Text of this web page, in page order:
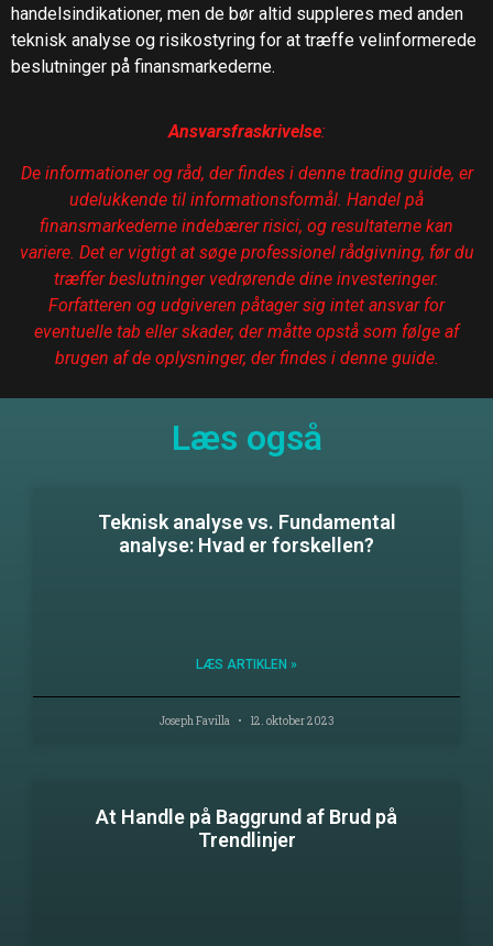
handelsindikationer, men de bør altid suppleres med anden
teknisk analyse og risikostyring for at træffe velinformerede
beslutninger på finansmarkederne.
Ansvarsfraskrivelse:
De informationer og råd, der findes i denne trading guide, er
udelukkende til informationsformål. Handel på
finansmarkederne indebærer risici, og resultaterne kan
variere. Det er vigtigt at søge professionel rådgivning, før du
træffer beslutninger vedrørende dine investeringer.
Forfatteren og udgiveren påtager sig intet ansvar for
eventuelle tab eller skader, der måtte opstå som følge af
brugen af de oplysninger, der findes i denne guide.
Læs også
Teknisk analyse vs. Fundamental
analyse: Hvad er forskellen?
LÆS ARTIKLEN »
Joseph Favilla 12. oktober 2023
At Handle på Baggrund af Brud på
Trendlinjer